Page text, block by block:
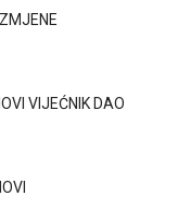
VIJEĆNIK DAO